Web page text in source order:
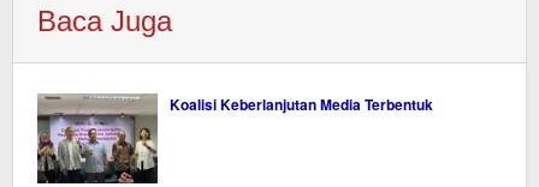
Baca Juga
Koalisi Keberlanjutan Media Terbentuk